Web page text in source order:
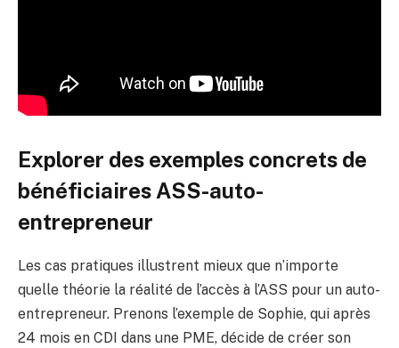
Explorer des exemples concrets de
bénéficiaires ASS-auto-
entrepreneur
Les cas pratiques illustrent mieux que n’importe
quelle théorie la réalité de l’accès à l’ASS pour un auto-
entrepreneur. Prenons l’exemple de Sophie, qui après
24 mois en CDI dans une PME, décide de créer son